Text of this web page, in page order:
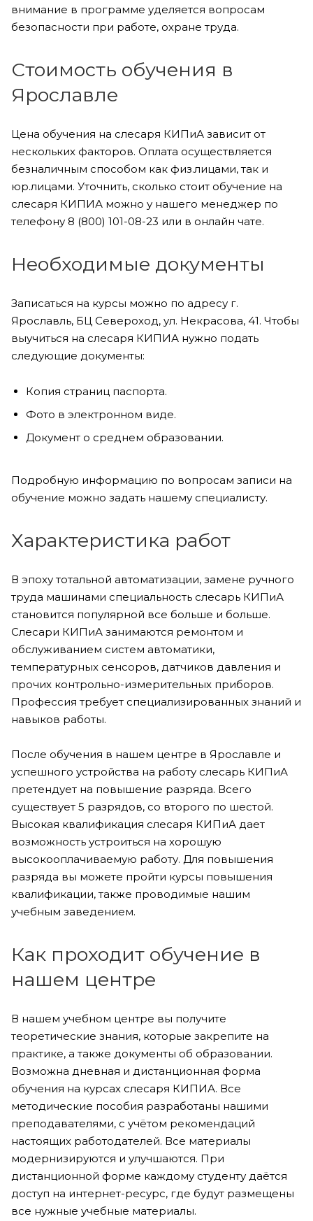
внимание в программе уделяется вопросам
безопасности при работе, охране труда.
Стоимость обучения в
Ярославле
Цена обучения на слесаря КИПиА зависит от
нескольких факторов. Оплата осуществляется
безналичным способом как физ.лицами, так и
юр.лицами. Уточнить, сколько стоит обучение на
слесаря КИПИА можно у нашего менеджер по
телефону 8 (800) 101-08-23 или в онлайн чате.
Необходимые документы
Записаться на курсы можно по адресу г.
Ярославль, БЦ Североход, ул. Некрасова, 41. Чтобы
выучиться на слесаря КИПИА нужно подать
следующие документы:
Копия страниц паспорта.
Фото в электронном виде.
Документ о среднем образовании.
Подробную информацию по вопросам записи на
обучение можно задать нашему специалисту.
Характеристика работ
В эпоху тотальной автоматизации, замене ручного
труда машинами специальность слесарь КИПиА
становится популярной все больше и больше.
Слесари КИПиА занимаются ремонтом и
обслуживанием систем автоматики,
температурных сенсоров, датчиков давления и
прочих контрольно-измерительных приборов.
Профессия требует специализированных знаний и
навыков работы.
После обучения в нашем центре в Ярославле и
успешного устройства на работу слесарь КИПиА
претендует на повышение разряда. Всего
существует 5 разрядов, со второго по шестой.
Высокая квалификация слесаря КИПиА дает
возможность устроиться на хорошую
высокооплачиваемую работу. Для повышения
разряда вы можете пройти курсы повышения
квалификации, также проводимые нашим
учебным заведением.
Как проходит обучение в
нашем центре
В нашем учебном центре вы получите
теоретические знания, которые закрепите на
практике, а также документы об образовании.
Возможна дневная и дистанционная форма
обучения на курсах слесаря КИПИА. Все
методические пособия разработаны нашими
преподавателями, с учётом рекомендаций
настоящих работодателей. Все материалы
модернизируются и улучшаются. При
дистанционной форме каждому студенту даётся
доступ на интернет-ресурс, где будут размещены
все нужные учебные материалы.